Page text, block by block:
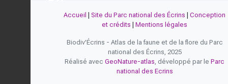
Ononis pusillaL., 1759
13 observations
Dernière observation en2016
Bugrane à feuilles rondes
Ononis rotundifoliaL., 1753
observations
Accueil Site du Parc national des Écrins
Conception
et crédits
Mentions légales
Biodiv'Écrins - Atlas de la faune et de la flore du Parc
national des Écrins, 2025
Réalisé avec GeoNature-atlas, développé par le Parc
national des Ecrins